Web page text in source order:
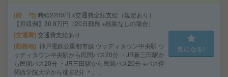
給 与 時給2200円 ※交通費全額支給（規定あり）
【月収例】30.8万円（20日勤務 ※残業なしの場合）
交通費 交通費支給あり
勤務地 神戸電鉄公園都市線 ウッディタウン中央駅 ウ
ッディタウン中央駅から民間バス20分 ・JR新三田駅か
ら民間バス20分 ・JR三田駅から民間バス20分 ※バス停
関西学院大学から徒歩2分 ＊、、
気になる!